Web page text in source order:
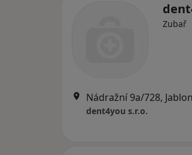
Zubař
Nádražní 9a/728,
dent4you s.r.o.